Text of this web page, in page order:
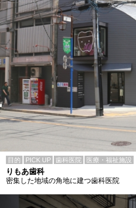
目的 PICK UP 歯科医院 医療・福祉施設
りもあ歯科
密集した地域の角地に建つ歯科医院